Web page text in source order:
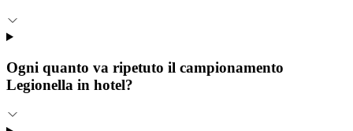
Ogni quanto va ripetuto il campionamento
Legionella in hotel?